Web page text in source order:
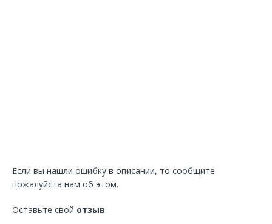
Если вы нашли ошибку в описании, то сообщите
пожалуйста нам об этом.
Оставьте свой отзыв.